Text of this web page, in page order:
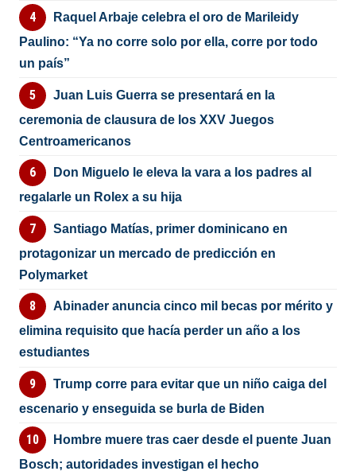
Raquel Arbaje celebra el oro de Marileidy
Paulino: “Ya no corre solo por ella, corre por todo
un país”
Juan Luis Guerra se presentará en la
ceremonia de clausura de los XXV Juegos
Centroamericanos
Don Miguelo le eleva la vara a los padres al
regalarle un Rolex a su hija
Santiago Matías, primer dominicano en
protagonizar un mercado de predicción en
Polymarket
Abinader anuncia cinco mil becas por mérito y
elimina requisito que hacía perder un año a los
estudiantes
Trump corre para evitar que un niño caiga del
escenario y enseguida se burla de Biden
Hombre muere tras caer desde el puente Juan
Bosch; autoridades investigan el hecho